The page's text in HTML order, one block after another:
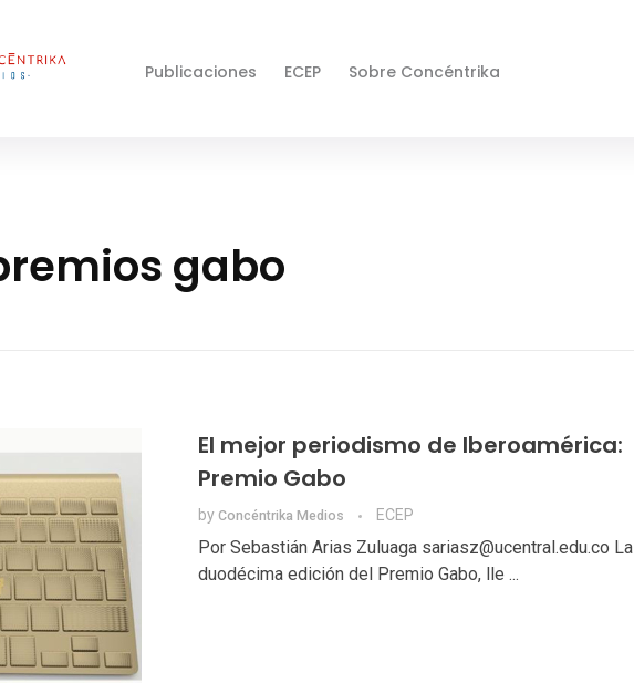
Publicaciones ECEP Sobre Concéntrika
gabo
El mejor periodismo de Iberoamérica:
Premio Gabo
by Concéntrika Medios ECEP
Por Sebastián Arias Zuluaga sariasz@ucentral.edu.co La
duodécima edición del Premio Gabo, lle ...